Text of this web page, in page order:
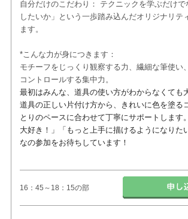
自分だけのこだわり： テクニックを学ぶだけで
したいか」という一歩踏み込んだオリジナリテ
ます。
​*こんな力が身につきます：
モチーフをじっくり観察する力、繊細な筆使い
コントロールする集中力。
最初はみんな、道具の使い方がわからなくても
道具の正しい片付け方から、きれいに色を塗る
とりのペースに合わせて丁寧にサポートします
大好き！」「もっと上手に描けるようになりた
なの参加をお待ちしています！
16：45～18：15の部